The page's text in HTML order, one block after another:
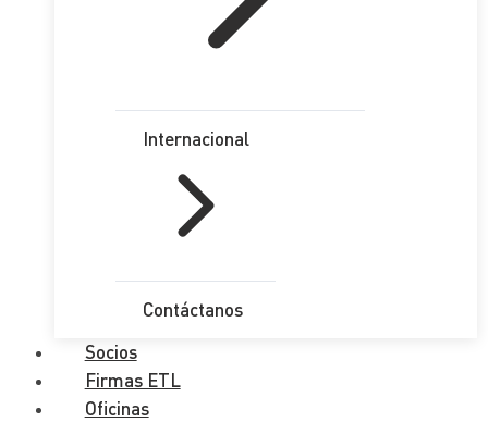
Internacional
Contáctanos
Socios
Firmas ETL
Oficinas